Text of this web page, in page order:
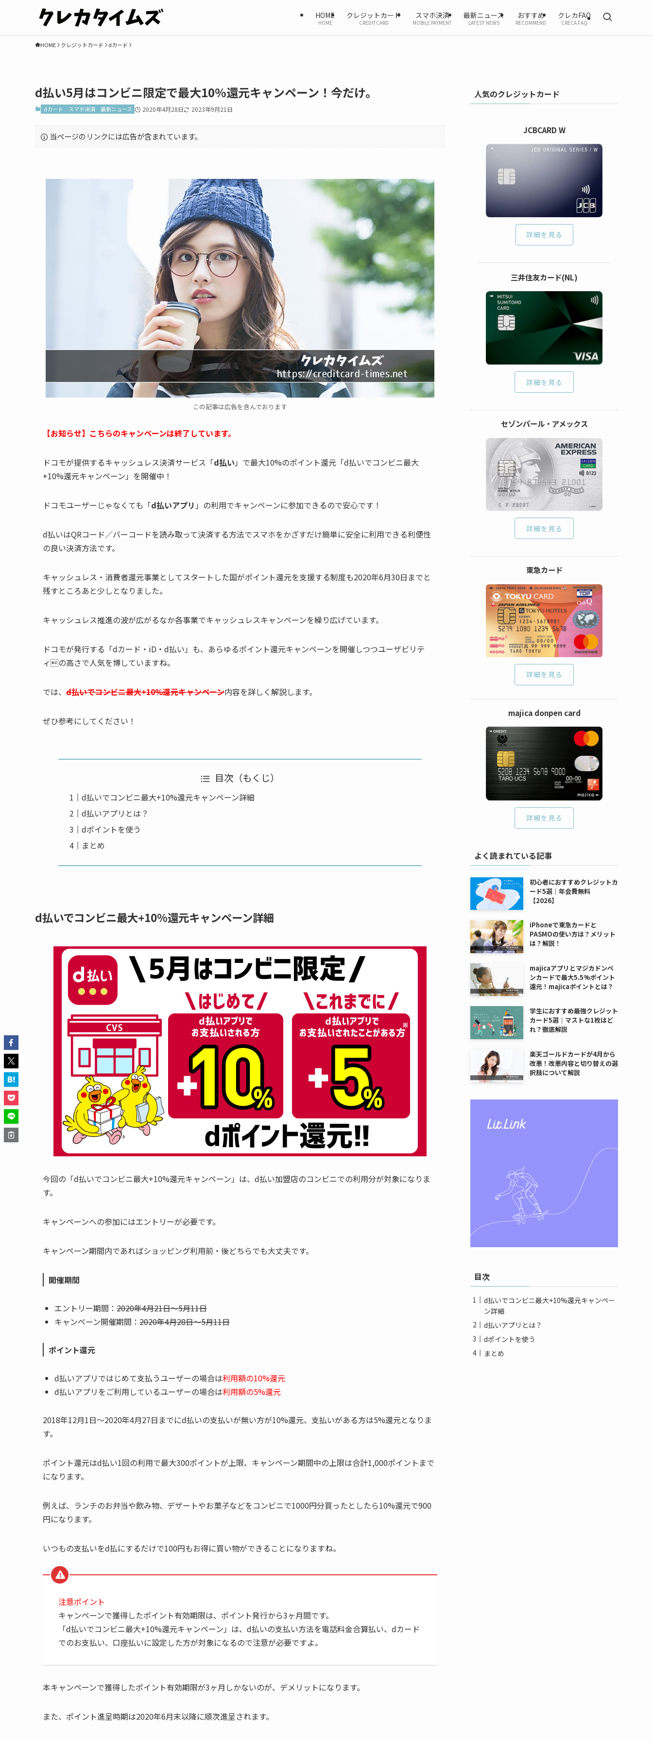
HOME
HOME
クレジットカード
CREDITCARD
スマホ決済
MOBILE PAYMENT
最新ニュース
LATEST NEWS
おすすめ
RECOMMEND
クレカFAQ
CRECA FAQ
HOME クレジットカード dカード
d払い5月はコンビニ限定で最大10%還元キャンペーン！今だけ。
dカード スマホ決済 最新ニュース 2020年4月28日 2023年9月21日
当ページのリンクには広告が含まれています。
この記事は広告を含んでおります
【お知らせ】こちらのキャンペーンは終了しています。
ドコモが提供するキャッシュレス決済サービス「d払い 」で最大10%のポイント還元「d払いでコンビニ最大
+10%還元キャンペーン」を開催中！
ドコモユーザーじゃなくても「d払いアプリ 」の利用でキャンペーンに参加できるので安心です！
d払いはQRコード／バーコードを読み取って決済する方法でスマホをかざすだけ簡単に安全に利用できる利便性
の良い決済方法です。
キャッシュレス・消費者還元事業としてスタートした国がポイント還元を支援する制度も2020年6月30日までと
残すところあと少しとなりました。
キャッシュレス推進の波が広がるなか各事業でキャッシュレスキャンペーンを繰り広げています。
ドコモが発行する「dカード・iD・d払い」も、あらゆるポイント還元キャンペーンを開催しつつユーザビリテ
ィの高さで人気を博していますね。
では、 d払いでコンビニ最大+10%還元キャンペーン内容を詳しく解説します。
ぜひ参考にしてください！
目次（もくじ）
d払いでコンビニ最大+10%還元キャンペーン詳細
d払いアプリとは？
dポイントを使う
まとめ
d払いでコンビニ最大+10%還元キャンペーン詳細
今回の「d払いでコンビニ最大+10%還元キャンペーン」は、d払い加盟店のコンビニでの利用分が対象になりま
す。
キャンペーンへの参加にはエントリーが必要です。
キャンペーン期間内であればショッピング利用前・後どちらでも大丈夫です。
開催期間
エントリー期間： 2020年4月21日～5月11日
キャンペーン開催期間： 2020年4月28日～5月11日
ポイント還元
d払いアプリではじめて支払うユーザーの場合は利用額の10%還元
d払いアプリをご利用しているユーザーの場合は利用額の5%還元
2018年12月1日～2020年4月27日までにd払いの支払いが無い方が10%還元、支払いがある方は5%還元となりま
す。
ポイント還元はd払い1回の利用で最大300ポイントが上限、キャンペーン期間中の上限は合計1,000ポイントまで
になります。
例えば、ランチのお弁当や飲み物、デザートやお菓子などをコンビニで1000円分買ったとしたら10%還元で900
円になります。
いつもの支払いをd払にするだけで100円もお得に買い物ができることになりますね。
注意ポイント
キャンペーンで獲得したポイント有効期限は、ポイント発行から3ヶ月間です。
「d払いでコンビニ最大+10%還元キャンペーン」は、d払いの支払い方法を電話料金合算払い、dカード
でのお支払い、口座払いに設定した方が対象になるので注意が必要ですよ。
本キャンペーンで獲得したポイント有効期限が3ヶ月 しかないのが、デメリットになります。
また、ポイント進呈時期は2020年6月末以降に順次進呈されます。
人気のクレジットカード
JCBCARD W
詳細を見る
三井住友カード(NL)
詳細を見る
セゾンパール・アメックス
詳細を見る
東急カード
詳細を見る
majica donpen card
詳細を見る
よく読まれている記事
初心者におすすめクレジットカ
ード5選｜年会費無料
【2026】
iPhoneで東急カードと
PASMOの使い方は？メリット
は？解説！
majicaアプリとマジカドンペ
ンカードで最大5.5%ポイント
還元！majicaポイントとは？
学生におすすめ最強クレジット
カード5選｜マストな1枚はど
れ？徹底解説
楽天ゴールドカードが4月から
改悪！改悪内容と切り替えの選
択肢について解説
目次
d払いでコンビニ最大+10%還元キャンペー
ン詳細
d払いアプリとは？
dポイントを使う
まとめ